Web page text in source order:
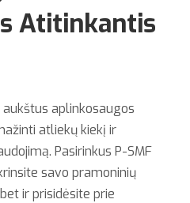
Atitinkantis
aplinkosaugos
atliekų kiekį ir
Pasirinkus P-SMF
savo pramoninių
ir prisidėsite prie